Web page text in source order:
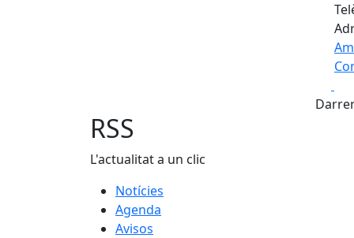
+
RSS
L'actualitat a un clic
Notícies
Agenda
Avisos